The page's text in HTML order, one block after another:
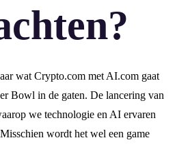
wat Crypto.com met AI.com gaat
Bowl in de gaten. De lancering van
we technologie en AI ervaren
wordt het wel een game